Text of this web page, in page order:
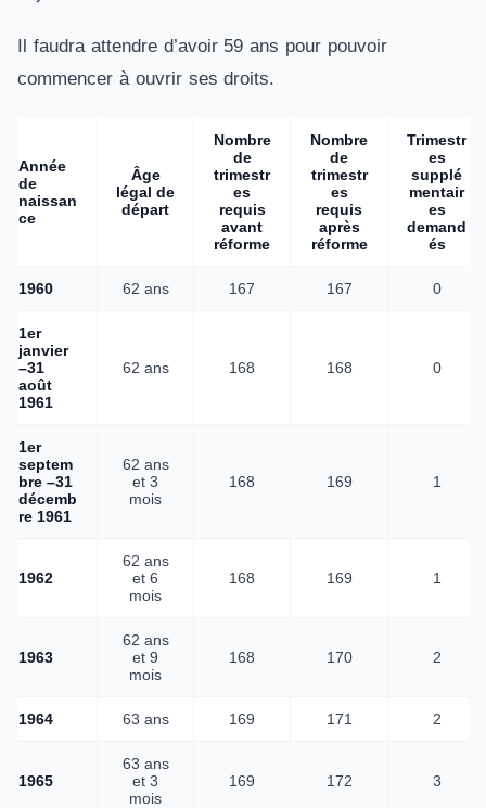
Il faudra attendre d’avoir 59 ans pour pouvoir
commencer à ouvrir ses droits.
Année
de
naissan
ce
Âge
légal de
départ
Nombre
de
trimestr
es
requis
avant
réforme
Nombre
de
trimestr
es
requis
après
réforme
Trimestr
es
supplé
mentair
es
demand
és
1960 62 ans 167 167 0
1er
janvier
–31
août
1961
62 ans 168 168 0
1er
septem
bre –31
décemb
re 1961
62 ans
et 3
mois
168 169 1
1962
62 ans
et 6
mois
168 169 1
1963
62 ans
et 9
mois
168 170 2
1964 63 ans 169 171 2
1965
63 ans
et 3
mois
169 172 3